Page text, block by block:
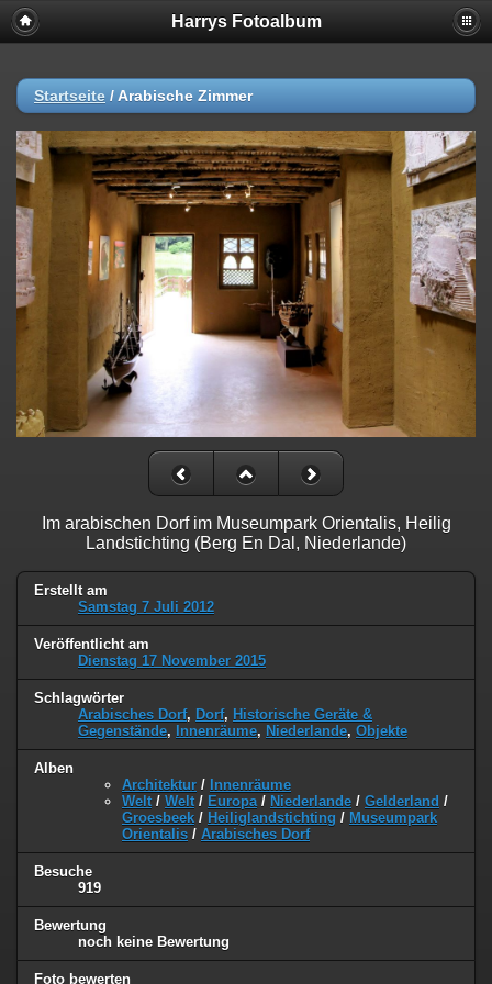
Harrys Fotoalbum
Startseite / Arabische Zimmer
Im arabischen Dorf im Museumpark Orientalis, Heilig
Landstichting (Berg En Dal, Niederlande)
Erstellt am
Samstag 7 Juli 2012
Veröffentlicht am
Dienstag 17 November 2015
Schlagwörter
Arabisches Dorf, Dorf, Historische Geräte &
Gegenstände, Innenräume, Niederlande, Objekte
Alben
Architektur / Innenräume
Welt / Welt / Europa/ Niederlande / Gelderland /
Groesbeek / Heiliglandstichting / Museumpark
Orientalis / Arabisches Dorf
Besuche
919
Bewertung
noch keine Bewertung
Foto bewerten